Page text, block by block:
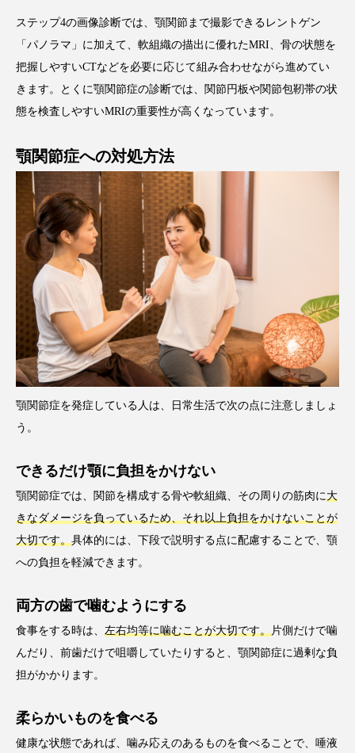
ステップ4の画像診断では、顎関節まで撮影できるレントゲン
「パノラマ」に加えて、軟組織の描出に優れたMRI、骨の状態を
把握しやすいCTなどを必要に応じて組み合わせながら進めてい
きます。とくに顎関節症の診断では、関節円板や関節包靭帯の状
態を検査しやすいMRIの重要性が高くなっています。
顎関節症への対処方法
顎関節症を発症している人は、日常生活で次の点に注意しましょ
う。
できるだけ顎に負担をかけない
顎関節症では、関節を構成する骨や軟組織、その周りの筋肉に大
きなダメージを負っているため、それ以上負担をかけないことが
大切です。具体的には、下段で説明する点に配慮することで、顎
への負担を軽減できます。
両方の歯で噛むようにする
食事をする時は、 左右均等に噛むことが大切です。片側だけで噛
んだり、前歯だけで咀嚼していたりすると、顎関節症に過剰な負
担がかかります。
柔らかいものを食べる
健康な状態であれば、噛み応えのあるものを食べることで、唾液